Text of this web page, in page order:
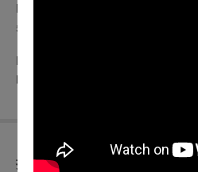
P. I. Tchaikovsky: Violin Concerto
柴科夫斯基：小提琴協奏曲
H. Berlioz: Symphonie Fantastique
白遼士：《幻想交響曲》
折扣方案